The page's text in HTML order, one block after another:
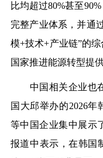
比均超过80%甚至
完整产业体系，并通
模+技术+产业链”的
国家推进能源转型提
中国相关企业也在
国大邱举办的2026
等中国企业集中展示
报道中表示，在韩国